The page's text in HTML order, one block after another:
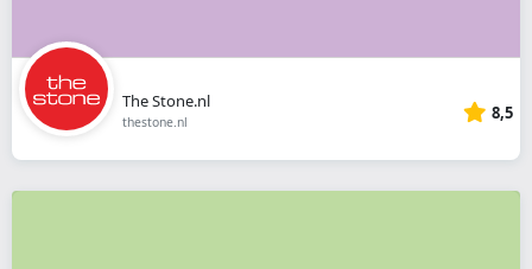
The Stone.nl
thestone.nl 8,5